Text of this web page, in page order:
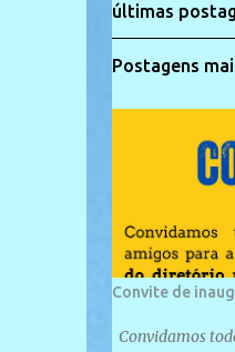
últimas
Postagens
Convite de
Convidamos